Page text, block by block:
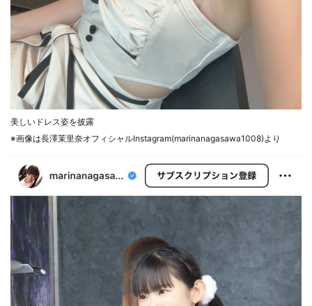
美しいドレス姿を披露
※画像は長澤茉里奈オフィシャルInstagram(marinanagasawa1008)より